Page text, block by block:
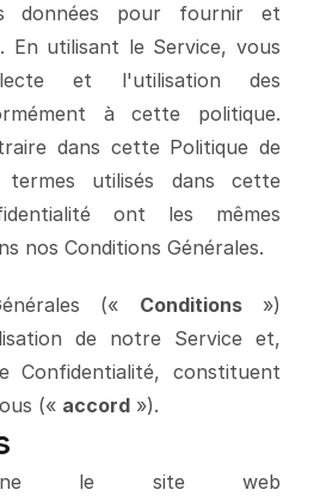
données pour fournir et
En utilisant le Service, vous
et l'utilisation des
à cette politique.
dans cette Politique de
termes utilisés dans cette
ont les mêmes
nos Conditions Générales.
(« Conditions »)
de notre Service et,
Confidentialité, constituent
(« accord »).